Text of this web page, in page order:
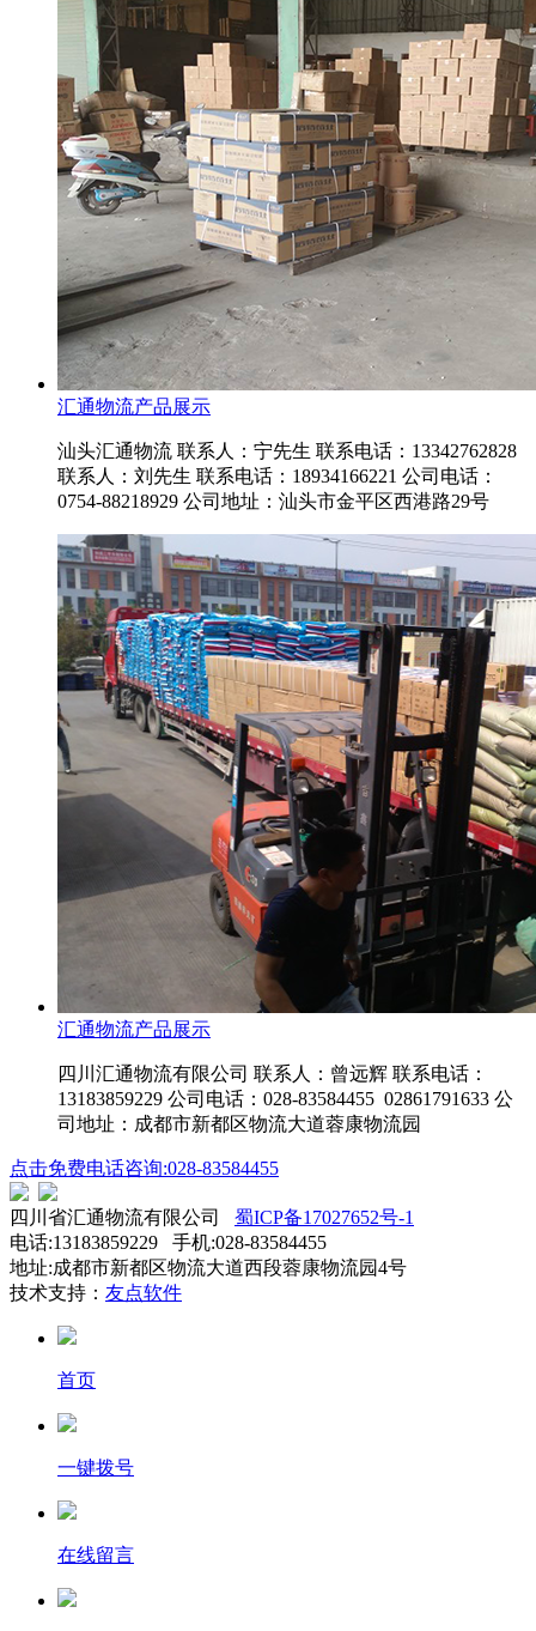
汇通物流产品展示
汕头汇通物流 联系人：宁先生 联系电话：13342762828
联系人：刘先生 联系电话：18934166221 公司电话：
0754-88218929 公司地址：汕头市金平区西港路29号
汇通物流产品展示
四川汇通物流有限公司 联系人：曾远辉 联系电话：
13183859229 公司电话：028-83584455 02861791633 公
司地址：成都市新都区物流大道蓉康物流园
点击免费电话咨询:028-83584455
四川省汇通物流有限公司 蜀ICP备17027652号-1
电话:13183859229 手机:028-83584455
地址:成都市新都区物流大道西段蓉康物流园4号
技术支持： 友点软件
首页
一键拨号
在线留言